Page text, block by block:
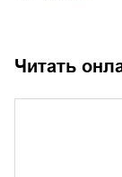
Читать